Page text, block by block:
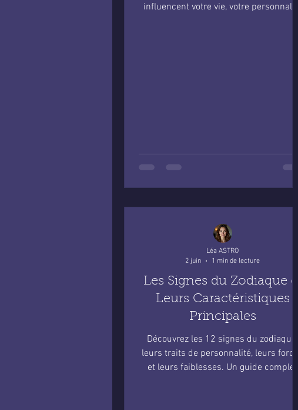
influencent votre vie, votre personnalité
Les Signes du Zodiaque et
Leurs Caractéristiques
Principales
Découvrez les 12 signes du zodiaque,
leurs traits de personnalité, leurs forces
et leurs faiblesses. Un guide complet
Léa ASTRO
2 juin
1 min de lecture